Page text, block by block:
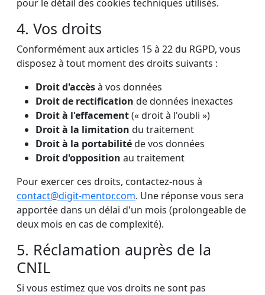
pour le détail des cookies techniques utilisés.
4. Vos droits
Conformément aux articles 15 à 22 du RGPD, vous
disposez à tout moment des droits suivants :
Droit d'accèsà vos données
Droit de rectification de données inexactes
Droit à l'effacement(« droit à l'oubli »)
Droit à la limitation du traitement
Droit à la portabilitéde vos données
Droit d'opposition au traitement
Pour exercer ces droits, contactez-nous à
contact@digit-mentor.com. Une réponse vous sera
apportée dans un délai d'un mois (prolongeable de
deux mois en cas de complexité).
5. Réclamation auprès de la
CNIL
Si vous estimez que vos droits ne sont pas